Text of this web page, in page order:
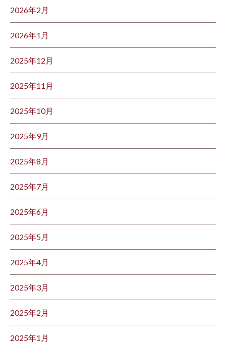
2026年2月
2026年1月
2025年12月
2025年11月
2025年10月
2025年9月
2025年8月
2025年7月
2025年6月
2025年5月
2025年4月
2025年3月
2025年2月
2025年1月